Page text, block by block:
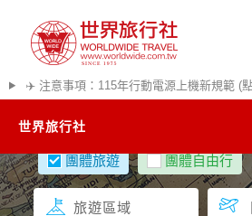
✈️ 注意事項：115年行動電源上機新規範 (
世界旅行社
精彩越南
團體旅遊 團體自由行
旅遊區域